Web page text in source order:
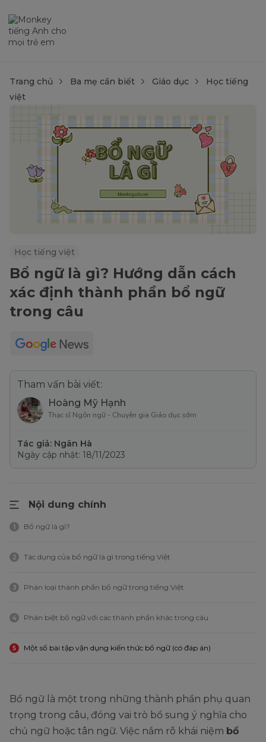
Trang chủ Ba mẹ cần biết Giáo dục
Học tiếng
việt
Học tiếng việt
Bổ ngữ là gì? Hướng dẫn cách
xác định thành phần bổ ngữ
trong câu
Tham vấn bài viết:
Hoàng Mỹ Hạnh
Thạc sĩ Ngôn ngữ - Chuyên gia Giáo dục sớm
Tác giả: Ngân Hà
Ngày cập nhật: 18/11/2023
Nội dung chính
1 Bổ ngữ là gì?
2 Tác dụng của bổ ngữ là gì trong tiếng Việt
3 Phân loại thành phần bổ ngữ trong tiếng Việt
4 Phân biệt bổ ngữ với các thành phần khác trong câu
5 Một số bài tập vận dụng kiến thức bổ ngữ (có đáp án)
Bổ ngữ là một trong những thành phần phụ quan
trọng trong câu, đóng vai trò bổ sung ý nghĩa cho
chủ ngữ hoặc tân ngữ. Việc nắm rõ khái niệm bổ